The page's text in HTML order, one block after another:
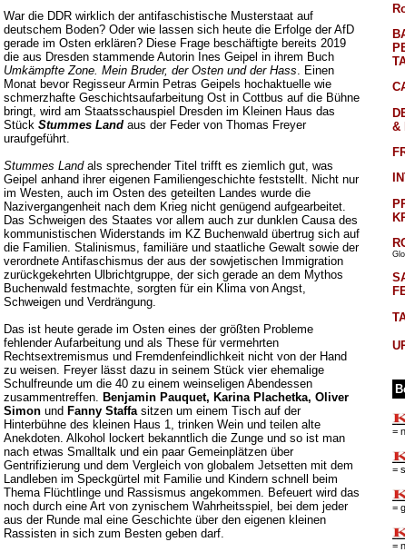
War die DDR wirklich der antifaschistische Musterstaat auf
deutschem Boden? Oder wie lassen sich heute die Erfolge der AfD
gerade im Osten erklären? Diese Frage beschäftigte bereits 2019
die aus Dresden stammende Autorin Ines Geipel in ihrem Buch
Umkämpfte Zone. Mein Bruder, der Osten und der Hass. Einen
Monat bevor Regisseur Armin Petras Geipels hochaktuelle wie
schmerzhafte Geschichtsaufarbeitung Ost in Cottbus auf die Bühne
bringt, wird am Staatsschauspiel Dresden im Kleinen Haus das
Stück Stummes Landaus der Feder von Thomas Freyer
uraufgeführt.
Stummes Landals sprechender Titel trifft es ziemlich gut, was
Geipel anhand ihrer eigenen Familiengeschichte feststellt. Nicht nur
im Westen, auch im Osten des geteilten Landes wurde die
Nazivergangenheit nach dem Krieg nicht genügend aufgearbeitet.
Das Schweigen des Staates vor allem auch zur dunklen Causa des
kommunistischen Widerstands im KZ Buchenwald übertrug sich auf
die Familien. Stalinismus, familiäre und staatliche Gewalt sowie der
verordnete Antifaschismus der aus der sowjetischen Immigration
zurückgekehrten Ulbrichtgruppe, der sich gerade an dem Mythos
Buchenwald festmachte, sorgten für ein Klima von Angst,
Schweigen und Verdrängung.
Das ist heute gerade im Osten eines der größten Probleme
fehlender Aufarbeitung und als These für vermehrten
Rechtsextremismus und Fremdenfeindlichkeit nicht von der Hand
zu weisen. Freyer lässt dazu in seinem Stück vier ehemalige
Schulfreunde um die 40 zu einem weinseligen Abendessen
zusammentreffen. Benjamin Pauquet, Karina Plachetka, Oliver
Simonund Fanny Staffasitzen um einem Tisch auf der
Hinterbühne des kleinen Haus 1, trinken Wein und teilen alte
Anekdoten. Alkohol lockert bekanntlich die Zunge und so ist man
nach etwas Smalltalk und ein paar Gemeinplätzen über
Gentrifizierung und dem Vergleich von globalem Jetsetten mit dem
Landleben im Speckgürtel mit Familie und Kindern schnell beim
Thema Flüchtlinge und Rassismus angekommen. Befeuert wird das
noch durch eine Art von zynischem Wahrheitsspiel, bei dem jeder
aus der Runde mal eine Geschichte über den eigenen kleinen
Rassisten in sich zum Besten geben darf.
&
=
=
=
=